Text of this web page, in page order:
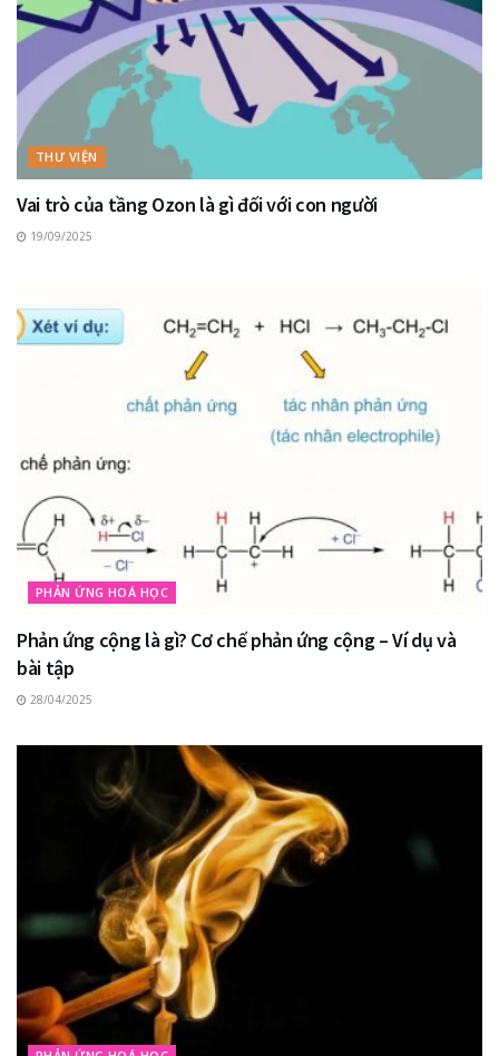
THƯ VIỆN
Vai trò của tầng Ozon là gì đối với con người
19/09/2025
PHẢN ỨNG HOÁ HỌC
Phản ứng cộng là gì? Cơ chế phản ứng cộng – Ví dụ và
bài tập
28/04/2025